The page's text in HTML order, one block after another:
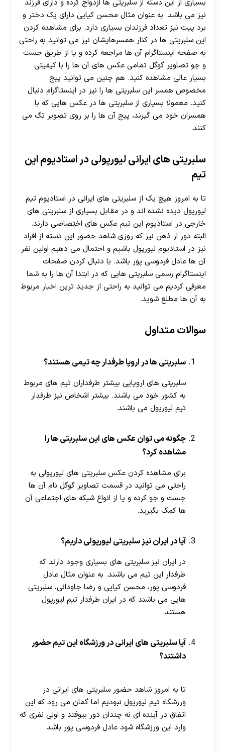
بسیاری از این دسته از سلبریتی ها ازدواج کرده و دارای فرزند
نیز می باشد. به عنوان مثال محسن کیایی دارای یک دختر و
برد پیت نیز تعداد فرزندان بسیاری دارد. برای مشاهده کردن
این سلبریتی ها در کنار همسرهایشان نیز می توانید به راحتی
به صفحه اینستاگرام آن ها مراجعه کرده و یا از طریق جست
و جو تصاویر گوگل تمامی عکس های آن ها را با کیفیتی
بسیار عالی مشاهده کنید. هم چنین می توانید پیج
مخصوص همسر این سلبریتی ها را نیز در اینستاگرام دنبال
کنید. معمولا بسیاری از سلبریتی ها در عکس هایی که با
همسران خود می گیرند، پیج آن ها را بر روی تصویر تگ می
کنند.
سلبریتی های ایرانی لیورپولی در استادیوم این
تیم
تا به امروز هیچ یک از سلبریتی های ایرانی در استادیوم تیم
لیورپول دیده نشده اند و در مقابل بسیاری از سلبریتی های
خارجی در استادیوم این تیم عکس های اختصاصی دارند.
البته دور از ذهن نیز که روزی شاهد حضور این دسته از افراد
نیز در استادیوم لیورپول باشیم و احتمال می دهیم اولین نفر
آن ها عادل فردوسی پور باشد. با دنبال کردن صفحات
اینستاگرام رسمی سلبریتی هایی که در ابتدا آن ها را به شما
معرفی کردیم می توانید به راحتی از جدید ترین اخبار مربوط
به آن ها مطلع شوید.
سوالات متداول
سلبریتی ها در اروپا طرفدار چه تیمی هستند؟
سلبریتی های اروپایی بیشتر طرفداران تیم های مربوط
به کشور خود می باشند. بیشتر اشخاص نیز طرفدار
تیم لیورپول می باشند.
چگونه می توان عکس های این سلبریتی ها را
مشاهده کرد؟
برای مشاهده کردن عکس سلبریتی های لیورپولی به
راحتی می توانید در قسمت تصاویر گوگل نام آن ها
جست و جو کرده و یا از انواع شبکه های اجتماعی آن
ها کمک بگیرید.
آیا در ایران نیز سلبریتی لیورپولی داریم؟
در ایران نیز سلبریتی های بسیاری وجود دارند که
طرفدار این تیم می باشند. به عنوان مثال عادل
فردوسی پور، محسن کیایی و رضا جاودانی، سلبریتی
هایی می باشند که در ایران طرفدار تیم لیورپول
هستند.
آیا سلبریتی های ایرانی در ورزشگاه این تیم حضور
داشتند؟
تا به امروز شاهد حضور سلبریتی های ایرانی در
ورزشگاه تیم لیورپول نبودیم اما گمان می رود که این
اتفاق در آینده ای نه چندان دور بیوفتد و اولی نفری که
وارد این ورزشگاه شود عادل فردوسی پور باشد.